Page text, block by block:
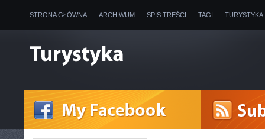
STRONA GŁÓWNA ARCHIWUM SPIS TREŚCI TAGI